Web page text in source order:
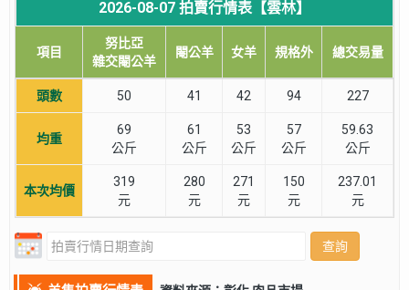
2026-08-07 拍賣行情表【雲林】
項目
努比亞
雜交閹公羊
閹公羊 女羊 規格外 總交易量
頭數 50 41 42 94 227
均重
69
公斤
61
公斤
53
公斤
57
公斤
59.63
公斤
本次均價
319
元
280
元
271
元
150
元
237.01
元
查詢